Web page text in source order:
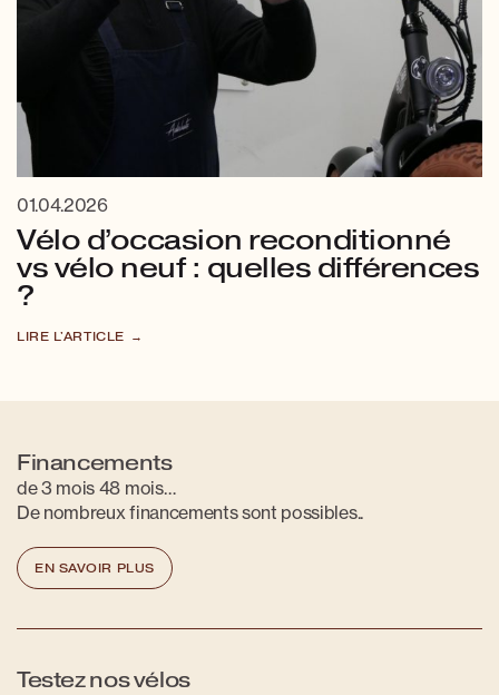
01.04.2026
Vélo d’occasion reconditionné
vs vélo neuf : quelles différences
?
LIRE L'ARTICLE
Financements
de 3 mois 48 mois…
De nombreux financements sont possibles..
EN SAVOIR PLUS
Testez nos vélos